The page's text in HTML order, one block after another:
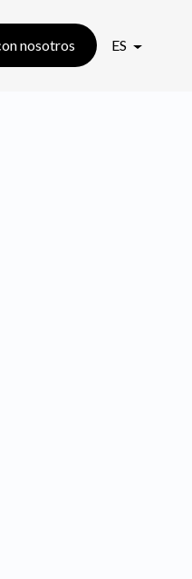
nosotros ES